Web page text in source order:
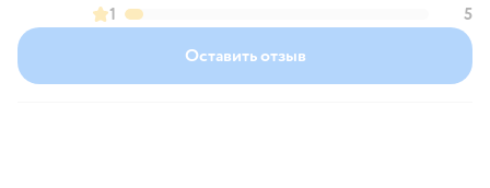
1
5
Оставить отзыв